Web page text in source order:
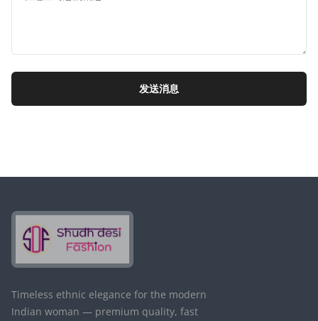
发送消息
Timeless ethnic elegance for the modern
Indian woman — premium quality, fast